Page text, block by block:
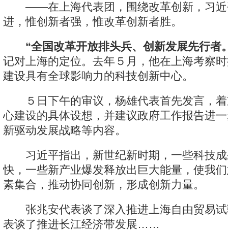
——在上海代表团，围绕改革创新，习近
进，惟创新者强，惟改革创新者胜。
“全国改革开放排头兵、创新发展先行者
记对上海的定位。去年５月，他在上海考察
建设具有全球影响力的科技创新中心。
５日下午的审议，杨雄代表首先发言，着
心建设的具体设想，并建议政府工作报告进
新驱动发展战略等内容。
习近平指出，新世纪新时期，一些科技成
快，一些新产业爆发释放出巨大能量，使我
素集合，推动协同创新，形成创新力量。
张兆安代表谈了深入推进上海自由贸易试
表谈了推进长江经济带发展……